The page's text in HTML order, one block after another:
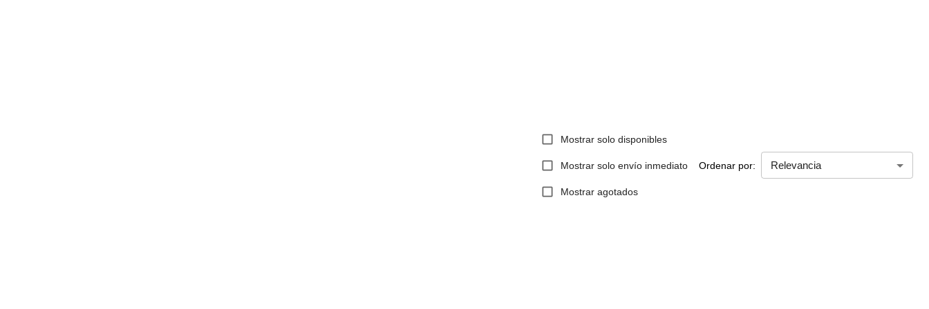
Mostrar solo disponibles
Mostrar solo envío inmediato
Mostrar agotados
Ordenar por: Relevancia